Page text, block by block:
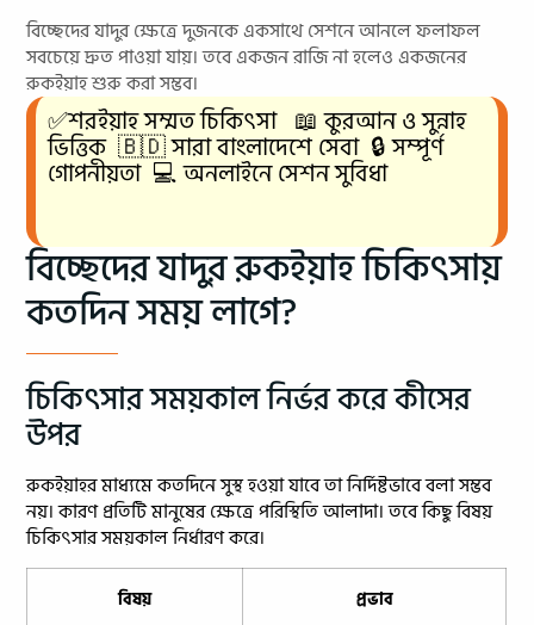
বিচ্ছেদের যাদুর ক্ষেত্রে দুজনকে একসাথে সেশনে আনলে ফলাফল
সবচেয়ে দ্রুত পাওয়া যায়। তবে একজন রাজি না হলেও একজনের
রুকইয়াহ শুরু করা সম্ভব।
✅শরইয়াহ সম্মত চিকিৎসা 📖 কুরআন ও সুন্নাহ
ভিত্তিক 🇧🇩 সারা বাংলাদেশে সেবা 🔒 সম্পূর্ণ
গোপনীয়তা 💻 অনলাইনে সেশন সুবিধা
বিচ্ছেদের যাদুর রুকইয়াহ চিকিৎসায়
কতদিন সময় লাগে?
চিকিৎসার সময়কাল নির্ভর করে কীসের
উপর
রুকইয়াহর মাধ্যমে কতদিনে সুস্থ হওয়া যাবে তা নির্দিষ্টভাবে বলা সম্ভব
নয়। কারণ প্রতিটি মানুষের ক্ষেত্রে পরিস্থিতি আলাদা। তবে কিছু বিষয়
চিকিৎসার সময়কাল নির্ধারণ করে।
বিষয় প্রভাব